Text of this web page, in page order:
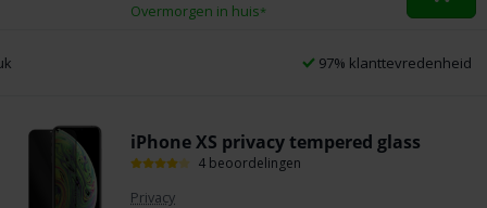
Overmorgen in huis*
iPhone XS privacy tempered glass
4 beoordelingen
Privacy
97% klanttevredenheid